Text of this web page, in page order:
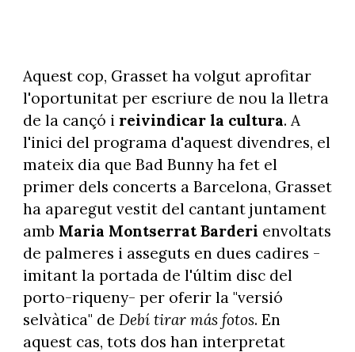
Aquest cop, Grasset ha volgut aprofitar
l'oportunitat per escriure de nou la lletra
de la cançó i reivindicar la cultura. A
l'inici del programa d'aquest divendres, el
mateix dia que Bad Bunny ha fet el
primer dels concerts a Barcelona, Grasset
ha aparegut vestit del cantant juntament
amb Maria Montserrat Barderi envoltats
de palmeres i asseguts en dues cadires -
imitant la portada de l'últim disc del
porto-riqueny- per oferir la "versió
selvàtica" de Debí tirar más fotos. En
aquest cas, tots dos han interpretat